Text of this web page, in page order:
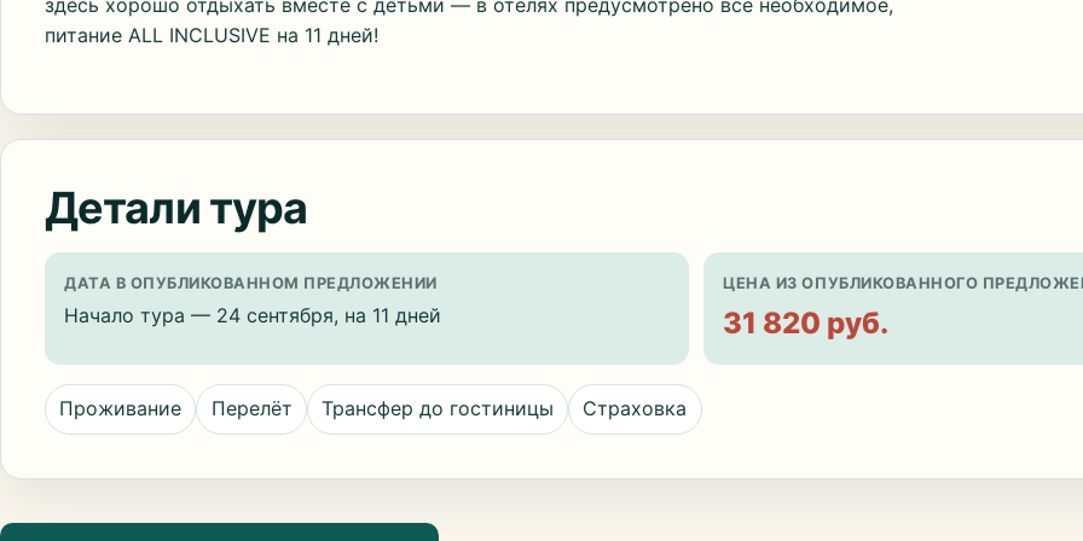
здесь хорошо отдыхать вместе с детьми — в отелях предусмотрено все необходимое,
питание ALL INCLUSIVE на 11 дней!
Детали тура
ДАТА В ОПУБЛИКОВАННОМ ПРЕДЛОЖЕНИИ
Начало тура — 24 сентября, на 11 дней
ЦЕНА ИЗ ОПУБЛИКОВАННОГО
31 820 руб.
Проживание Перелёт Трансфер до гостиницы Страховка